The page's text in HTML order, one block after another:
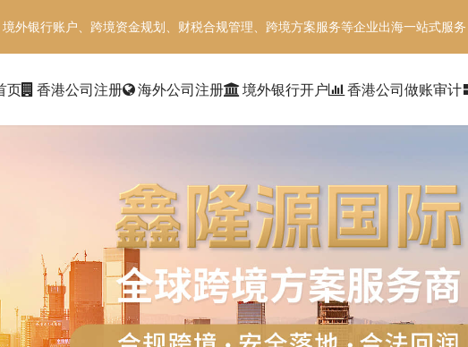
外银行账户、跨境资金规划、财税合规管理、跨境方案服务等企业出海一站式服务
页 香港公司注册 海外公司注册 境外银行开户 香港公司做账审计